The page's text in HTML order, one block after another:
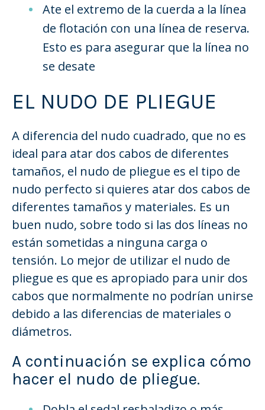
Ate el extremo de la cuerda a la línea
de flotación con una línea de reserva.
Esto es para asegurar que la línea no
se desate
EL NUDO DE PLIEGUE
A diferencia del nudo cuadrado, que no es
ideal para atar dos cabos de diferentes
tamaños, el nudo de pliegue es el tipo de
nudo perfecto si quieres atar dos cabos de
diferentes tamaños y materiales. Es un
buen nudo, sobre todo si las dos líneas no
están sometidas a ninguna carga o
tensión. Lo mejor de utilizar el nudo de
pliegue es que es apropiado para unir dos
cabos que normalmente no podrían unirse
debido a las diferencias de materiales o
diámetros.
A continuación se explica cómo
hacer el nudo de pliegue.